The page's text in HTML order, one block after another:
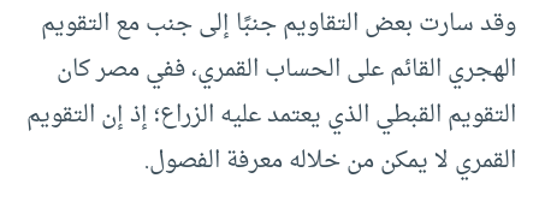
وقد سارت بعض التقاويم جنبًا إلى جنب مع التقويم
الهجري القائم على الحساب القمري، ففي مصر كان
التقويم القبطي الذي يعتمد عليه الزراع؛ إذ إن التقويم
القمري لا يمكن من خلاله معرفة الفصول.